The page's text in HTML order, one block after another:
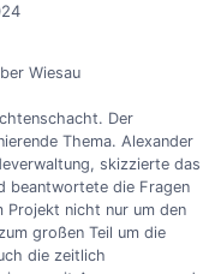
Wiesau
Der
Thema. Alexander
skizzierte das
beantwortete die Fragen
Projekt nicht nur um den
großen Teil um die
die zeitlich